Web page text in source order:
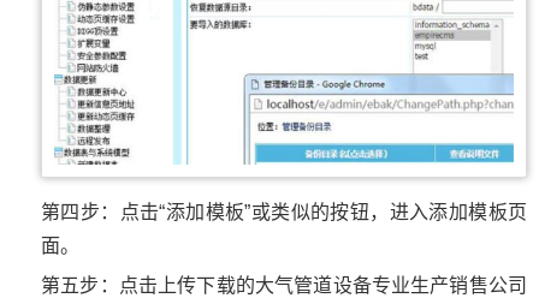
第四步：点击“添加模板”或类似的按钮，进入添加模板页
面。
第五步：点击上传下载的大气管道设备专业生产销售公司